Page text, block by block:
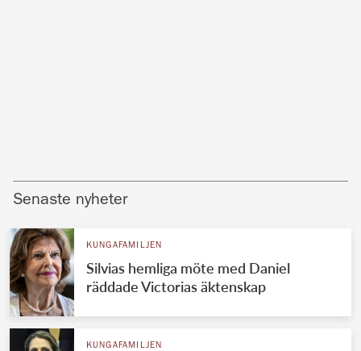
Senaste nyheter
KUNGAFAMILJEN
Silvias hemliga möte med Daniel
räddade Victorias äktenskap
KUNGAFAMILJEN